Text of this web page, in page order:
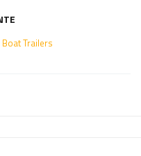
Trailers